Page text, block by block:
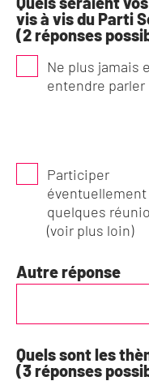
Enquête
sympathisants
vis à vis du Parti
(2 réponses
Ne plus jamais
entendre parler
Participer
éventuellement
quelques
(voir plus loin)
Autre réponse
Quels sont les
(3 réponses